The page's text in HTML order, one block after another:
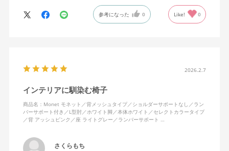
いますが、ややキャスターがよく動きすぎるのが難点でしょう
か。
参考になった 0 Like! 0
2026.2.7
インテリアに馴染む椅子
商品名：Monet モネット／背メッシュタイプ／ショルダーサポートなし／ラン
バーサポート付き／L型肘／ホワイト脚／本体ホワイト／セレクトカラータイプ
／背 アッシュピンク／座 ライトグレー／ランバーサポート …
さくらもち